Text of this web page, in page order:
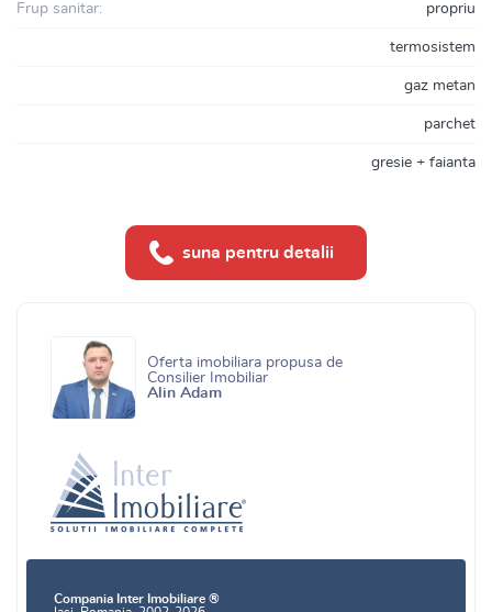
Frup sanitar: propriu
termosistem
gaz metan
parchet
gresie + faianta
suna pentru detalii
Oferta imobiliara propusa de
Consilier Imobiliar
Alin Adam
Compania Inter Imobiliare ®